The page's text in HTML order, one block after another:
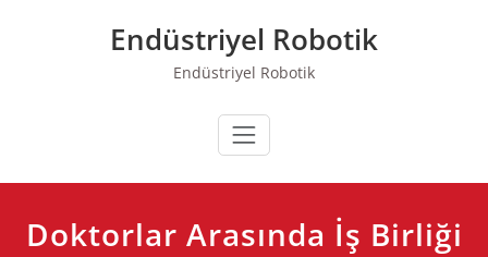
Endüstriyel Robotik
Endüstriyel Robotik
Doktorlar Arasında İş Birliği